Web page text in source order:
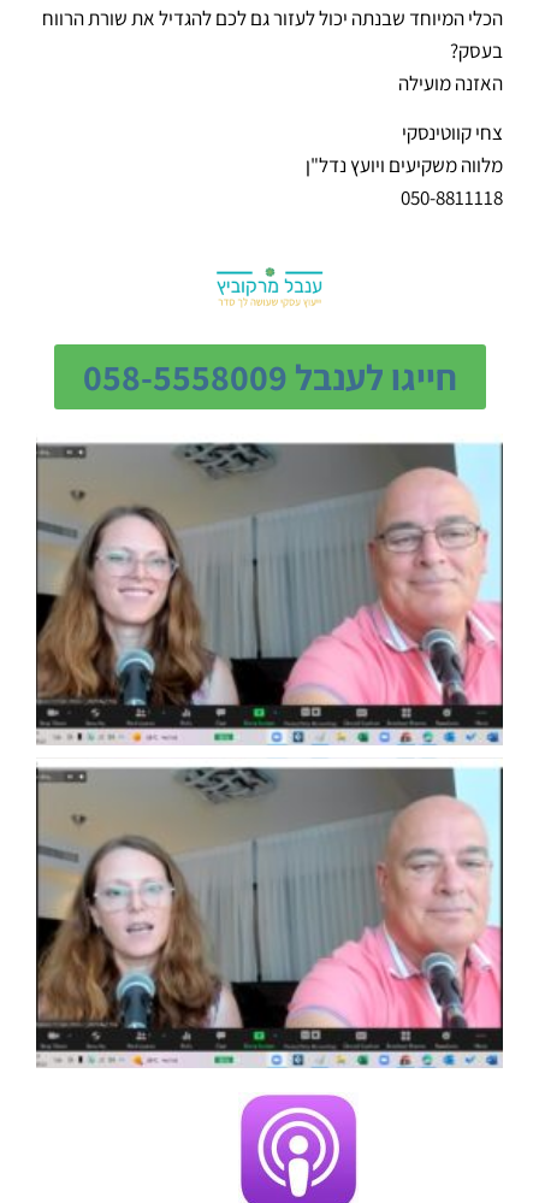
הכלי המיוחד שבנתה יכול לעזור גם לכם להגדיל את שורת הרווח
בעסק?
האזנה מועילה
צחי קווטינסקי
מלווה משקיעים ויועץ נדל"ן
050-8811118
חייגו לענבל 058-5558009